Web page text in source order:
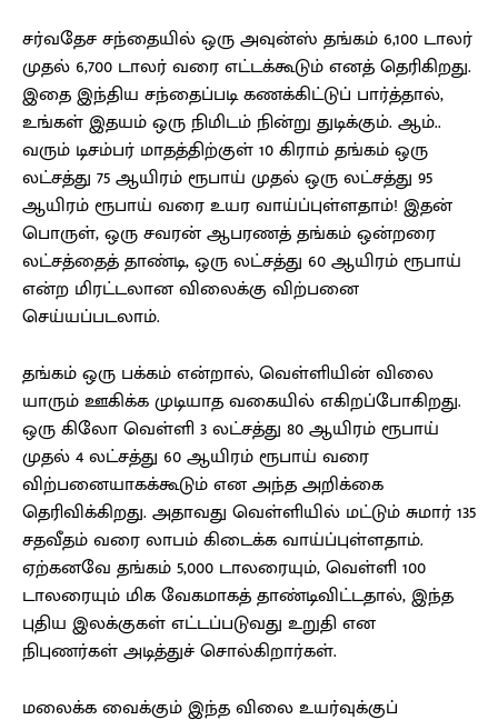
சர்வதேச சந்தையில் ஒரு அவுன்ஸ் தங்கம் 6,100 டாலர்
முதல் 6,700 டாலர் வரை எட்டக்கூடும் எனத் தெரிகிறது.
இதை இந்திய சந்தைப்படி கணக்கிட்டுப் பார்த்தால்,
உங்கள் இதயம் ஒரு நிமிடம் நின்று துடிக்கும். ஆம்..
வரும் டிசம்பர் மாதத்திற்குள் 10 கிராம் தங்கம் ஒரு
லட்சத்து 75 ஆயிரம் ரூபாய் முதல் ஒரு லட்சத்து 95
ஆயிரம் ரூபாய் வரை உயர வாய்ப்புள்ளதாம்! இதன்
பொருள், ஒரு சவரன் ஆபரணத் தங்கம் ஒன்றரை
லட்சத்தைத் தாண்டி, ஒரு லட்சத்து 60 ஆயிரம் ரூபாய்
என்ற மிரட்டலான விலைக்கு விற்பனை
செய்யப்படலாம்.
தங்கம் ஒரு பக்கம் என்றால், வெள்ளியின் விலை
யாரும் ஊகிக்க முடியாத வகையில் எகிறப்போகிறது.
ஒரு கிலோ வெள்ளி 3 லட்சத்து 80 ஆயிரம் ரூபாய்
முதல் 4 லட்சத்து 60 ஆயிரம் ரூபாய் வரை
விற்பனையாகக்கூடும் என அந்த அறிக்கை
தெரிவிக்கிறது. அதாவது வெள்ளியில் மட்டும் சுமார் 135
சதவீதம் வரை லாபம் கிடைக்க வாய்ப்புள்ளதாம்.
ஏற்கனவே தங்கம் 5,000 டாலரையும், வெள்ளி 100
டாலரையும் மிக வேகமாகத் தாண்டிவிட்டதால், இந்த
புதிய இலக்குகள் எட்டப்படுவது உறுதி என
நிபுணர்கள் அடித்துச் சொல்கிறார்கள்.
மலைக்க வைக்கும் இந்த விலை உயர்வுக்குப்